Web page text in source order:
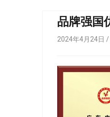
品牌强国
2024年4月24日 /